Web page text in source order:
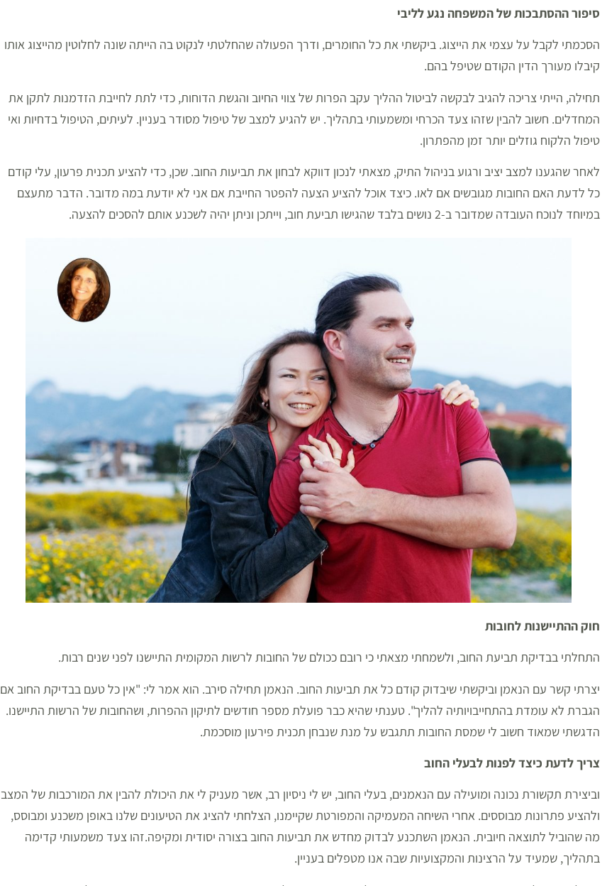
סיפור ההסתבכות של המשפחה נגע לליבי
הסכמתי לקבל על עצמי את הייצוג. ביקשתי את כל החומרים, ודרך הפעולה שהחלטתי לנקוט בה הייתה שונה לחלוטין מהייצוג אותו
קיבלו מעורך הדין הקודם שטיפל בהם.
תחילה, הייתי צריכה להגיב לבקשה לביטול ההליך עקב הפרות של צווי החיוב והגשת הדוחות, כדי לתת לחייבת הזדמנות לתקן את
המחדלים. חשוב להבין שזהו צעד הכרחי ומשמעותי בתהליך. יש להגיע למצב של טיפול מסודר בעניין. לעיתים, הטיפול בדחיות ואי
טיפול הלקוח גוזלים יותר זמן מהפתרון.
לאחר שהגענו למצב יציב ורגוע בניהול התיק, מצאתי לנכון דווקא לבחון את תביעות החוב. שכן, כדי להציע תכנית פרעון, עלי קודם
כל לדעת האם החובות מגובשים אם לאו. כיצד אוכל להציע הצעה להפטר החייבת אם אני לא יודעת במה מדובר. הדבר מתעצם
במיוחד לנוכח העובדה שמדובר ב-2 נושים בלבד שהגישו תביעת חוב, וייתכן וניתן יהיה לשכנע אותם להסכים להצעה.
חוק ההתיישנות לחובות
התחלתי בבדיקת תביעת החוב, ולשמחתי מצאתי כי רובם ככולם של החובות לרשות המקומית התיישנו לפני שנים רבות.
יצרתי קשר עם הנאמן וביקשתי שיבדוק קודם כל את תביעות החוב. הנאמן תחילה סירב. הוא אמר לי: "אין כל טעם בבדיקת החוב אם
הגברת לא עומדת בהתחייבויותיה להליך". טענתי שהיא כבר פועלת מספר חודשים לתיקון ההפרות, ושהחובות של הרשות התיישנו.
הדגשתי שמאוד חשוב לי שמסת החובות תתגבש על מנת שנבחן תכנית פירעון מוסכמת.
צריך לדעת כיצד לפנות לבעלי החוב
וביצירת תקשורת נכונה ומועילה עם הנאמנים, בעלי החוב, יש לי ניסיון רב, אשר מעניק לי את היכולת להבין את המורכבות של המצב
ולהציע פתרונות מבוססים. אחרי השיחה המעמיקה והמפורטת שקיימנו, הצלחתי להציג את הטיעונים שלנו באופן משכנע ומבוסס,
מה שהוביל לתוצאה חיובית. הנאמן השתכנע לבדוק מחדש את תביעות החוב בצורה יסודית ומקיפה.זהו צעד משמעותי קדימה
בתהליך, שמעיד על הרצינות והמקצועיות שבה אנו מטפלים בעניין.